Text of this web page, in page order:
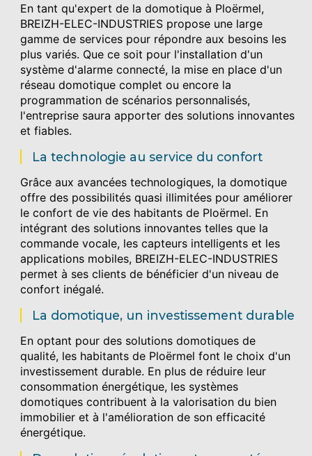
En tant qu'expert de la domotique à Ploërmel,
BREIZH-ELEC-INDUSTRIES propose une large
gamme de services pour répondre aux besoins les
plus variés. Que ce soit pour l'installation d'un
système d'alarme connecté, la mise en place d'un
réseau domotique complet ou encore la
programmation de scénarios personnalisés,
l'entreprise saura apporter des solutions innovantes
et fiables.
La technologie au service du confort
Grâce aux avancées technologiques, la domotique
offre des possibilités quasi illimitées pour améliorer
le confort de vie des habitants de Ploërmel. En
intégrant des solutions innovantes telles que la
commande vocale, les capteurs intelligents et les
applications mobiles, BREIZH-ELEC-INDUSTRIES
permet à ses clients de bénéficier d'un niveau de
confort inégalé.
La domotique, un investissement durable
En optant pour des solutions domotiques de
qualité, les habitants de Ploërmel font le choix d'un
investissement durable. En plus de réduire leur
consommation énergétique, les systèmes
domotiques contribuent à la valorisation du bien
immobilier et à l'amélioration de son efficacité
énergétique.